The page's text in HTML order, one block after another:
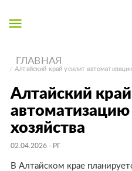
menu
ГЛАВНАЯ
Алтайский край усилит
Алтайский
автоматизацию
хозяйства
02.04.2026 · РГ
В Алтайском крае